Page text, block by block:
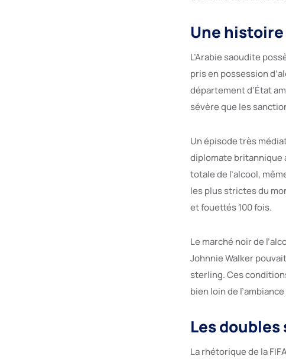
Une
L’Arabie saoudite
pris en possession
département d’État
sévère que les
Un épisode très
diplomate britannique
totale de l’alcool,
les plus strictes du
et fouettés 100 fois.
Le marché noir de
Johnnie Walker
sterling. Ces
bien loin de
Les doubles
La rhétorique de la